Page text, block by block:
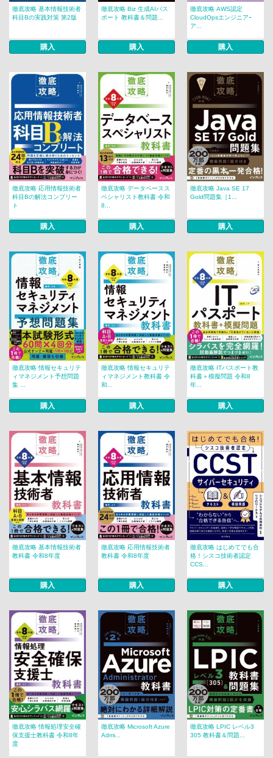
徹底攻略 基本情報技術者
科目Bの実践対策 第2版
購入
徹底攻略 Biz 生成AIパス
ポート 教科書＆問題...
購入
徹底攻略 AWS認定
CloudOpsエンジニアｰ
ア...
購入
徹底攻略 応用情報技術者
科目Bの解法コンプリー
ト
購入
徹底攻略 データベースス
ペシャリスト教科書 令和
8...
購入
徹底攻略 Java SE 17
Gold問題集［1...
購入
徹底攻略 情報セキュリテ
ィマネジメント予想問題
集 ...
購入
徹底攻略 情報セキュリテ
ィマネジメント教科書 令
和...
購入
徹底攻略 ITパスポート教
科書＋模擬問題 令和8
年...
購入
徹底攻略 基本情報技術者
教科書 令和8年度
購入
徹底攻略 応用情報技術者
教科書 令和8年度
購入
徹底攻略 はじめてでも合
格！シスコ技術者認定
CCS...
購入
徹底攻略 情報処理安全確
保支援士教科書 令和8年
度
徹底攻略 Microsoft Azure
Admi...
徹底攻略 LPIC レベル3
305 教科書＆問題...